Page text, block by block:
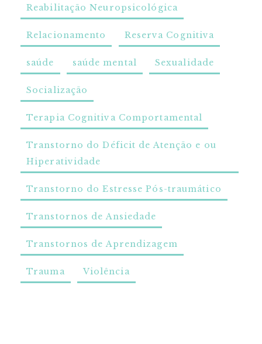
Reabilitação Neuropsicológica
Relacionamento Reserva Cognitiva
saúde saúde mental Sexualidade
Socialização
Terapia Cognitiva Comportamental
Transtorno do Déficit de Atenção e ou
Hiperatividade
Transtorno do Estresse Pós-traumático
Transtornos de Ansiedade
Transtornos de Aprendizagem
Trauma Violência